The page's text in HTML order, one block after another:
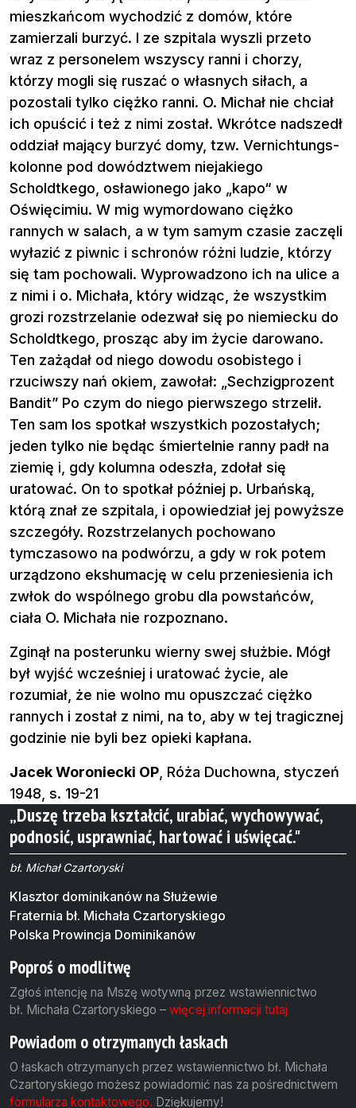
mieszkańcom wychodzić z domów, które
zamierzali burzyć. I ze szpitala wyszli przeto
wraz z personelem wszyscy ranni i chorzy,
którzy mogli się ruszać o własnych siłach, a
pozostali tylko ciężko ranni. O. Michał nie chciał
ich opuścić i też z nimi został. Wkrótce nadszedł
oddział mający burzyć domy, tzw. Vernichtungs-
kolonne pod dowództwem niejakiego
Scholdtkego, osławionego jako „kapo“ w
Oświęcimiu. W mig wymordowano ciężko
rannych w salach, a w tym samym czasie zaczęli
wyłazić z piwnic i schronów różni ludzie, którzy
się tam pochowali. Wyprowadzono ich na ulice a
z nimi i o. Michała, który widząc, że wszystkim
grozi rozstrzelanie odezwał się po niemiecku do
Scholdtkego, prosząc aby im życie darowano.
Ten zażądał od niego dowodu osobistego i
rzuciwszy nań okiem, zawołał: „Sechzigprozent
Bandit” Po czym do niego pierwszego strzelił.
Ten sam los spotkał wszystkich pozostałych;
jeden tylko nie będąc śmiertelnie ranny padł na
ziemię i, gdy kolumna odeszła, zdołał się
uratować. On to spotkał później p. Urbańską,
którą znał ze szpitala, i opowiedział jej powyższe
szczegóły. Rozstrzelanych pochowano
tymczasowo na podwórzu, a gdy w rok potem
urządzono ekshumację w celu przeniesienia ich
zwłok do wspólnego grobu dla powstańców,
ciała O. Michała nie rozpoznano.
Zginął na posterunku wierny swej służbie. Mógł
był wyjść wcześniej i uratować życie, ale
rozumiał, że nie wolno mu opuszczać ciężko
rannych i został z nimi, na to, aby w tej tragicznej
godzinie nie byli bez opieki kapłana.
Jacek Woroniecki OP , Róża Duchowna, styczeń
1948, s. 19-21
„Duszę trzeba kształcić, urabiać, wychowywać,
podnosić, usprawniać, hartować i uświęcać."
bł. Michał Czartoryski
Klasztor dominikanów na Służewie
Fraternia bł. Michała Czartoryskiego
Polska Prowincja Dominikanów
Poproś o modlitwę
Zgłoś intencję na Mszę wotywną przez wstawiennictwo
bł. Michała Czartoryskiego – więcej informacji tutaj
Powiadom o otrzymanych łaskach
O łaskach otrzymanych przez wstawiennictwo bł. Michała
Czartoryskiego możesz powiadomić nas za pośrednictwem
formularza kontaktowego. Dziękujemy!